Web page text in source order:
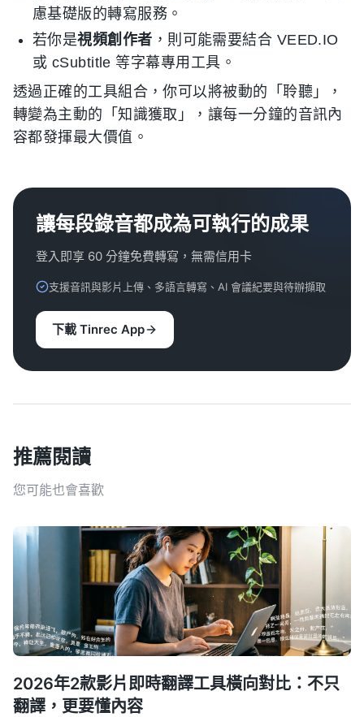
慮基礎版的轉寫服務。
若你是視頻創作者 ，則可能需要結合 VEED.IO
或 cSubtitle 等字幕專用工具。
透過正確的工具組合，你可以將被動的「聆聽」，
轉變為主動的「知識獲取」，讓每一分鐘的音訊內
容都發揮最大價值。
讓每段錄音都成為可執行的成果
登入即享 60 分鐘免費轉寫，無需信用卡
支援音訊與影片上傳、多語言轉寫、AI 會議紀要與待辦擷取
下載 Tinrec App
推薦閱讀
您可能也會喜歡
2026年2款影片即時翻譯工具橫向對比：不只
翻譯，更要懂內容